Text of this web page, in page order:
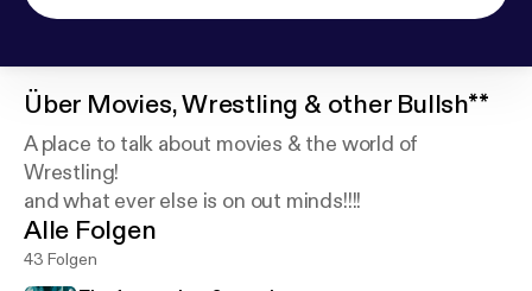
Über Movies, Wrestling & other Bullsh**
A place to talk about movies & the world of
Wrestling!
and what ever else is on out minds!!!!
Alle Folgen
43 Folgen